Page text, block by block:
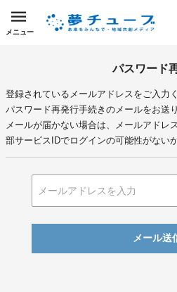
メニュー
パスワード
登録されているメールアドレスをご入力
パスワード再発行手続きのメールをお送
メールが届かない場合は、メールアドレ
部サービスIDでログインの可能性がない
メール送